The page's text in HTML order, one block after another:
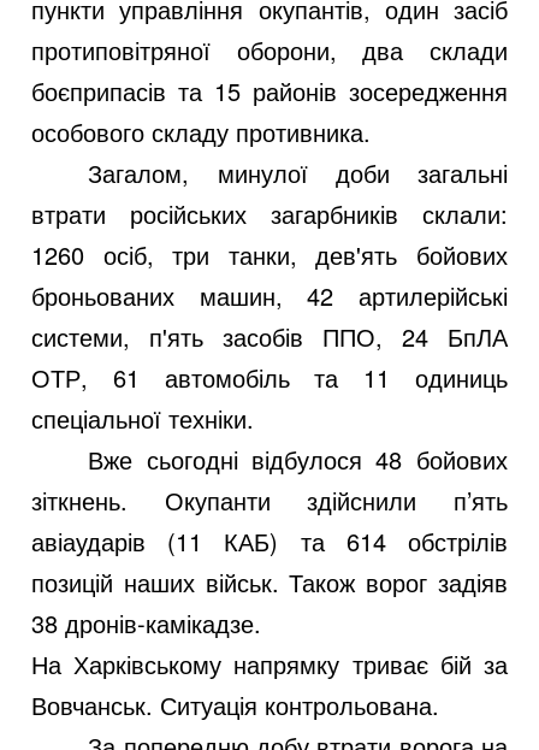
пункти управління окупантів, один засіб
протиповітряної оборони, два склади
боєприпасів та 15 районів зосередження
особового складу противника.
Загалом, минулої доби загальні
втрати російських загарбників склали:
1260 осіб, три танки, дев'ять бойових
броньованих машин, 42 артилерійські
системи, п'ять засобів ППО, 24 БпЛА
ОТР, 61 автомобіль та 11 одиниць
спеціальної техніки.
Вже сьогодні відбулося 48 бойових
зіткнень. Окупанти здійснили п’ять
авіаударів (11 КАБ) та 614 обстрілів
позицій наших військ. Також ворог задіяв
38 дронів-камікадзе.
На Харківському напрямку триває бій за
Вовчанськ. Ситуація контрольована.